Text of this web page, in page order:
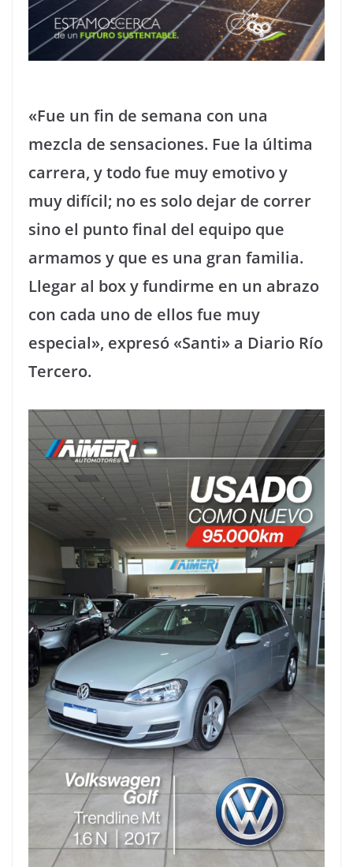
«Fue un fin de semana con una
mezcla de sensaciones. Fue la última
carrera, y todo fue muy emotivo y
muy difícil; no es solo dejar de correr
sino el punto final del equipo que
armamos y que es una gran familia.
Llegar al box y fundirme en un abrazo
con cada uno de ellos fue muy
especial», expresó «Santi» a Diario Río
Tercero.